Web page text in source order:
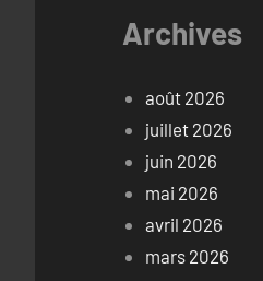
Archives
août 2026
juillet 2026
juin 2026
mai 2026
avril 2026
mars 2026